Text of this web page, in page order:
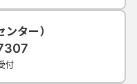
使用されたこと
問い合わせ先に
ださい。
ードについて
ものとします
ター）
付